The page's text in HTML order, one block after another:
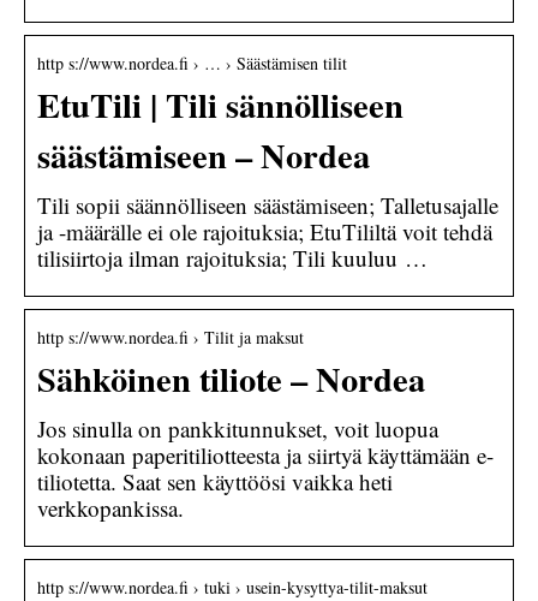
http s://www.nordea.fi › … › Säästämisen tilit
EtuTili | Tili sännölliseen
säästämiseen – Nordea
Tili sopii säännölliseen säästämiseen; Talletusajalle
ja -määrälle ei ole rajoituksia; EtuTililtä voit tehdä
tilisiirtoja ilman rajoituksia; Tili kuuluu …
http s://www.nordea.fi › Tilit ja maksut
Sähköinen tiliote – Nordea
Jos sinulla on pankkitunnukset, voit luopua
kokonaan paperitiliotteesta ja siirtyä käyttämään e-
tiliotetta. Saat sen käyttöösi vaikka heti
verkkopankissa.
http s://www.nordea.fi › tuki › usein-kysyttya-tilit-maksut